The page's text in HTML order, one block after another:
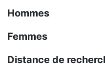
Hommes
Femmes
Distance de